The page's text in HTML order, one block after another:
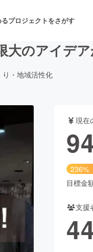
プロジェクトをさがす
舞台・パフォーマンス
アニメ・漫画
ビューティー・ヘルス
のアイデ
り・地域活性化
現在
236%
目標金
支援
44